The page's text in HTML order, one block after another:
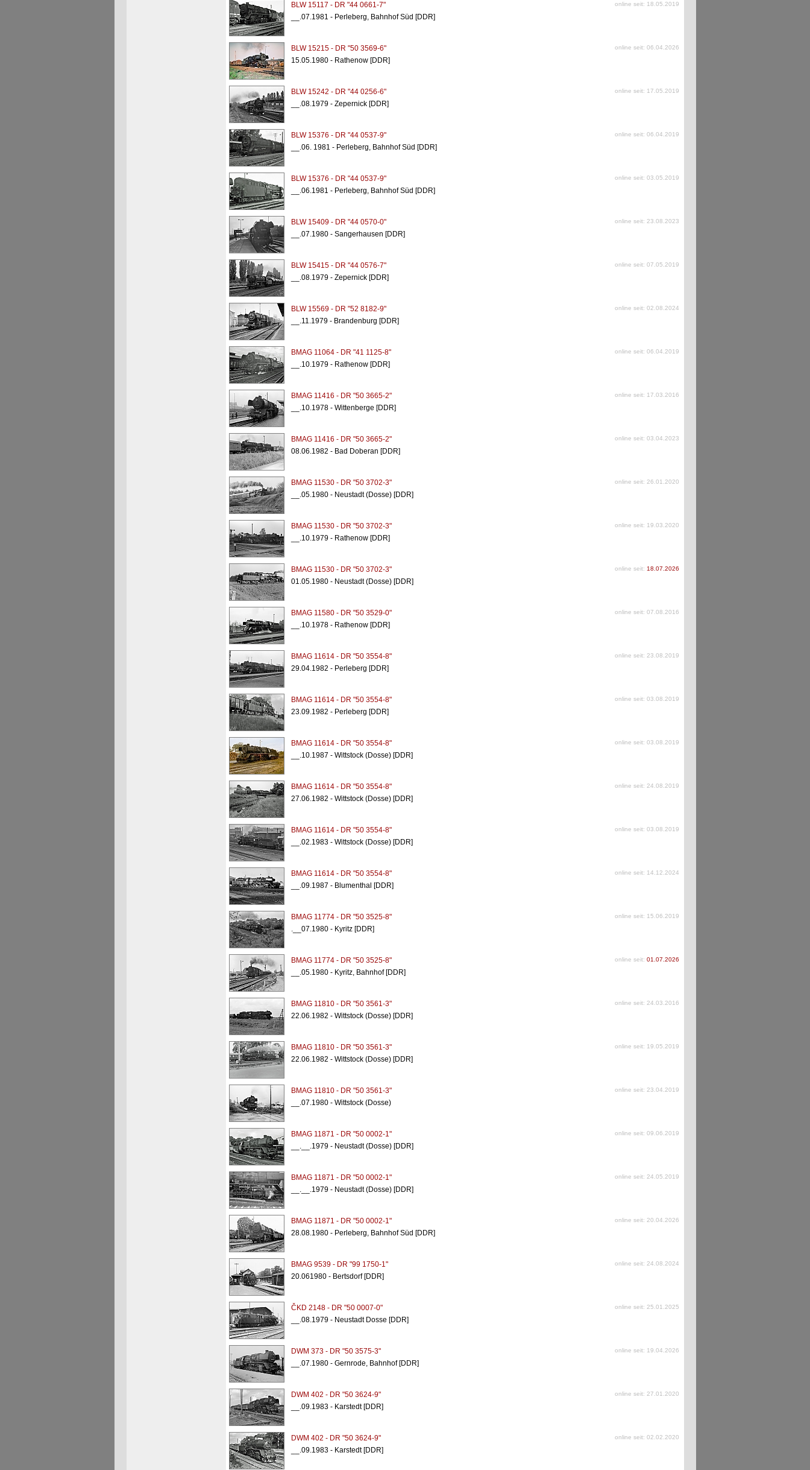
BLW 15117 - DR "44 0661-7" online seit: 18.05.2019
__.07.1981 - Perleberg, Bahnhof Süd [DDR]
BLW 15215 - DR "50 3569-6" online seit: 06.04.2026
15.05.1980 - Rathenow [DDR]
BLW 15242 - DR "44 0256-6" online seit: 17.05.2019
__.08.1979 - Zepernick [DDR]
BLW 15376 - DR "44 0537-9" online seit: 06.04.2019
__.06. 1981 - Perleberg, Bahnhof Süd [DDR]
BLW 15376 - DR "44 0537-9" online seit: 03.05.2019
__.06.1981 - Perleberg, Bahnhof Süd [DDR]
BLW 15409 - DR "44 0570-0" online seit: 23.08.2023
__.07.1980 - Sangerhausen [DDR]
BLW 15415 - DR "44 0576-7" online seit: 07.05.2019
__.08.1979 - Zepernick [DDR]
BLW 15569 - DR "52 8182-9" online seit: 02.08.2024
__.11.1979 - Brandenburg [DDR]
BMAG 11064 - DR "41 1125-8" online seit: 06.04.2019
__.10.1979 - Rathenow [DDR]
BMAG 11416 - DR "50 3665-2" online seit: 17.03.2016
__.10.1978 - Wittenberge [DDR]
BMAG 11416 - DR "50 3665-2" online seit: 03.04.2023
08.06.1982 - Bad Doberan [DDR]
BMAG 11530 - DR "50 3702-3" online seit: 26.01.2020
__.05.1980 - Neustadt (Dosse) [DDR]
BMAG 11530 - DR "50 3702-3" online seit: 19.03.2020
__.10.1979 - Rathenow [DDR]
BMAG 11530 - DR "50 3702-3" online seit: 18.07.2026
01.05.1980 - Neustadt (Dosse) [DDR]
BMAG 11580 - DR "50 3529-0" online seit: 07.08.2016
__.10.1978 - Rathenow [DDR]
BMAG 11614 - DR "50 3554-8" online seit: 23.08.2019
29.04.1982 - Perleberg [DDR]
BMAG 11614 - DR "50 3554-8" online seit: 03.08.2019
23.09.1982 - Perleberg [DDR]
BMAG 11614 - DR "50 3554-8" online seit: 03.08.2019
__.10.1987 - Wittstock (Dosse) [DDR]
BMAG 11614 - DR "50 3554-8" online seit: 24.08.2019
27.06.1982 - Wittstock (Dosse) [DDR]
BMAG 11614 - DR "50 3554-8" online seit: 03.08.2019
__.02.1983 - Wittstock (Dosse) [DDR]
BMAG 11614 - DR "50 3554-8" online seit: 14.12.2024
__.09.1987 - Blumenthal [DDR]
BMAG 11774 - DR "50 3525-8" online seit: 15.06.2019
.__07.1980 - Kyritz [DDR]
BMAG 11774 - DR "50 3525-8" online seit: 01.07.2026
__.05.1980 - Kyritz, Bahnhof [DDR]
BMAG 11810 - DR "50 3561-3" online seit: 24.03.2016
22.06.1982 - Wittstock (Dosse) [DDR]
BMAG 11810 - DR "50 3561-3" online seit: 19.05.2019
22.06.1982 - Wittstock (Dosse) [DDR]
BMAG 11810 - DR "50 3561-3" online seit: 23.04.2019
__.07.1980 - Wittstock (Dosse)
BMAG 11871 - DR "50 0002-1" online seit: 09.06.2019
__.__.1979 - Neustadt (Dosse) [DDR]
BMAG 11871 - DR "50 0002-1" online seit: 24.05.2019
__.__.1979 - Neustadt (Dosse) [DDR]
BMAG 11871 - DR "50 0002-1" online seit: 20.04.2026
28.08.1980 - Perleberg, Bahnhof Süd [DDR]
BMAG 9539 - DR "99 1750-1" online seit: 24.08.2024
20.061980 - Bertsdorf [DDR]
ČKD 2148 - DR "50 0007-0" online seit: 25.01.2025
__.08.1979 - Neustadt Dosse [DDR]
DWM 373 - DR "50 3575-3" online seit: 19.04.2026
__.07.1980 - Gernrode, Bahnhof [DDR]
DWM 402 - DR "50 3624-9" online seit: 27.01.2020
__.09.1983 - Karstedt [DDR]
DWM 402 - DR "50 3624-9" online seit: 02.02.2020
__.09.1983 - Karstedt [DDR]